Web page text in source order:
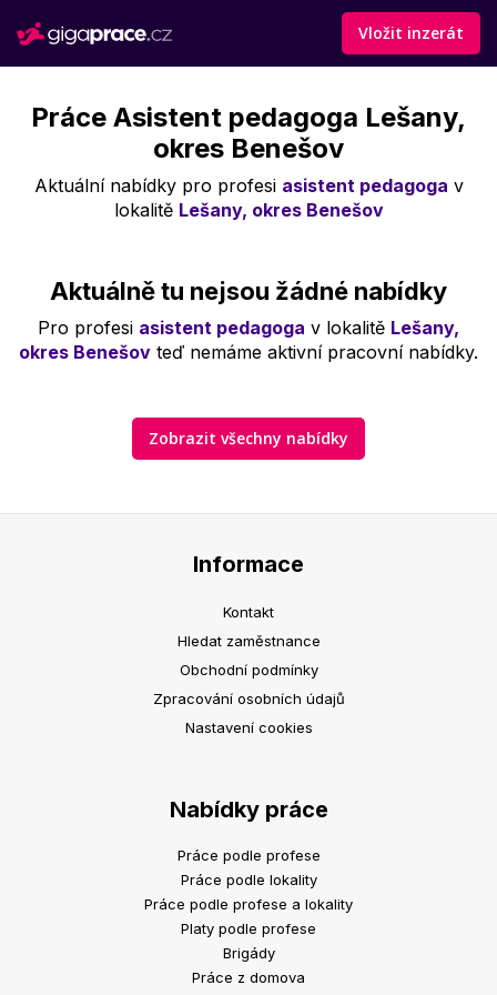
Vložit inzerát
Práce Asistent pedagoga Lešany,
okres Benešov
Aktuální nabídky pro profesi asistent pedagoga v
lokalitě Lešany, okres Benešov
Aktuálně tu nejsou žádné nabídky
Pro profesi asistent pedagoga v lokalitě Lešany,
okres Benešov teď nemáme aktivní pracovní nabídky.
Zobrazit všechny nabídky
Informace
Kontakt
Hledat zaměstnance
Obchodní podmínky
Zpracování osobních údajů
Nastavení cookies
Nabídky práce
Práce podle profese
Práce podle lokality
Práce podle profese a lokality
Platy podle profese
Brigády
Práce z domova